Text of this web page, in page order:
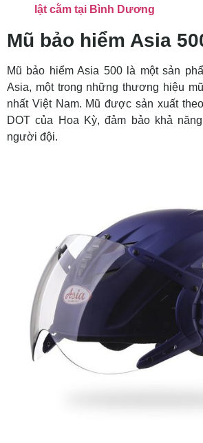
lật cằm tại Bình Dương
Mũ bảo hiểm Asia
Mũ bảo hiểm Asia 500 là một sản
Asia, một trong những thương hiệu
nhất Việt Nam. Mũ được sản xuất
DOT của Hoa Kỳ, đảm bảo khả
người đội.